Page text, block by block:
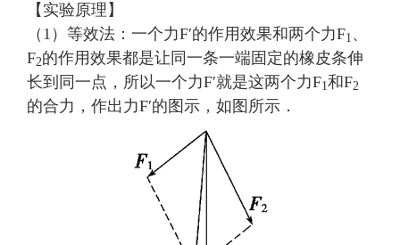
【实验原理】
（1）等效法：一个力F′的作用效果和两个力F1 、
F2的作用效果都是让同一条一端固定的橡皮条伸
长到同一点，所以一个力F′就是这两个力F1和F2
的合力，作出力F′的图示，如图所示．